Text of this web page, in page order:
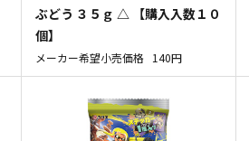
ぶどう ３５ｇ △ 【購入入数１０
個】
メーカー希望小売価格 140円